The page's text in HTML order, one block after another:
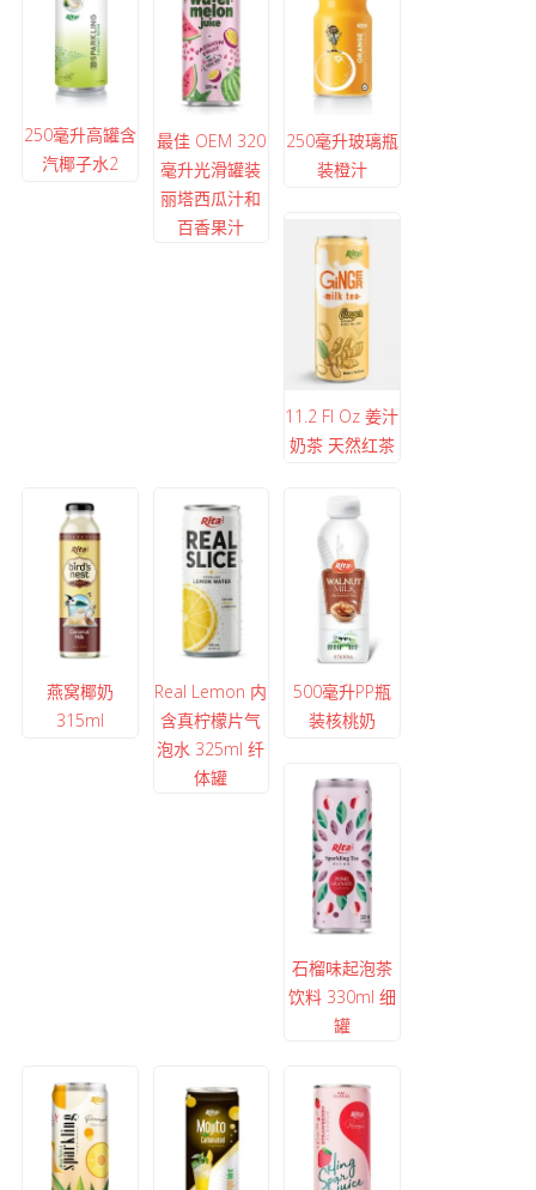
250毫升高罐含
汽椰子水2
最佳 OEM 320
毫升光滑罐装
丽塔西瓜汁和
百香果汁
250毫升玻璃瓶
装橙汁
11.2 Fl Oz 姜汁
奶茶 天然红茶
燕窝椰奶
315ml
Real Lemon 内
含真柠檬片气
泡水 325ml 纤
体罐
500毫升PP瓶
装核桃奶
石榴味起泡茶
饮料 330ml 细
罐